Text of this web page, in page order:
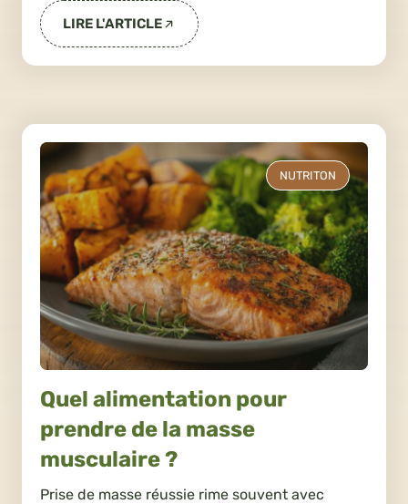
LIRE L'ARTICLE
NUTRITON
Quel alimentation pour
prendre de la masse
musculaire ?
Prise de masse réussie rime souvent avec